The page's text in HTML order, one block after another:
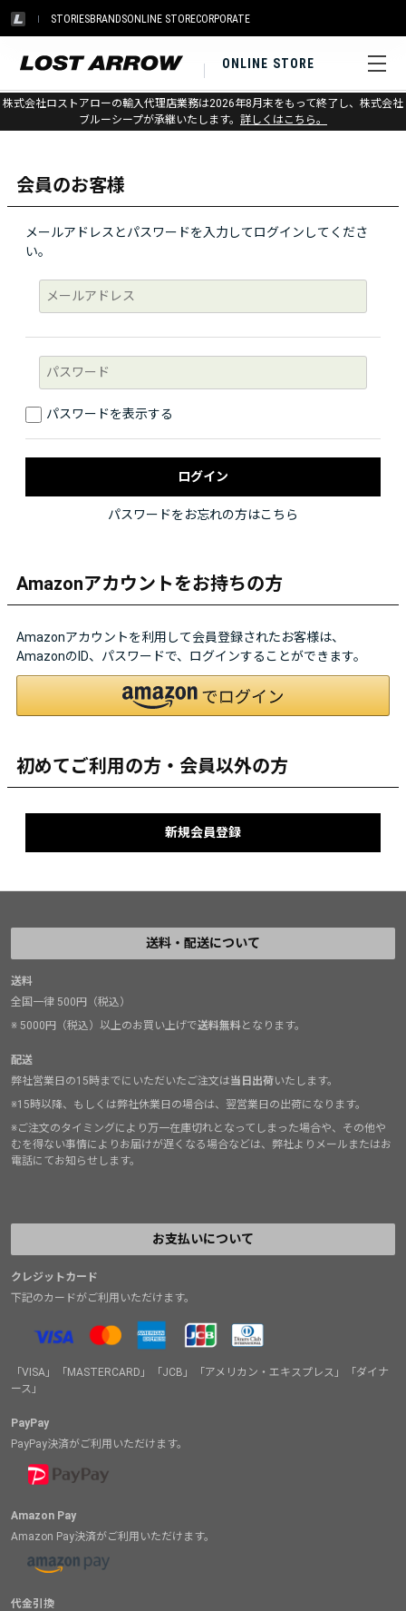
STORIESBRANDSONLINE STORECORPORATE
ONLINE STORE
株式会社ロストアローの輸入代理店業務は2026年8月末をもって終了し、株式会社
ブルーシープが承継いたします。 詳しくはこちら。
ログイン
会員のお客様
メールアドレスとパスワードを入力してログインしてくださ
い。
パスワードを表示する
パスワードをお忘れの方はこちら
Amazonアカウントをお持ちの方
Amazonアカウントを利用して会員登録されたお客様は、
AmazonのID、パスワードで、ログインすることができます。
初めてご利用の方・会員以外の方
送料・配送について
送料
全国一律 500円（税込）
※ 5000円（税込）以上のお買い上げで送料無料となります。
配送
弊社営業日の15時までにいただいたご注文は当日出荷いたします。
※15時以降、もしくは弊社休業日の場合は、翌営業日の出荷になります。
※ご注文のタイミングにより万一在庫切れとなってしまった場合や、その他や
むを得ない事情によりお届けが遅くなる場合などは、弊社よりメールまたはお
電話にてお知らせします。
お支払いについて
クレジットカード
下記のカードがご利用いただけます。
「VISA」「MASTERCARD」「JCB」「アメリカン・エキスプレス」「ダイナ
ース」
PayPay
PayPay決済がご利用いただけます。
Amazon Pay
Amazon Pay決済がご利用いただけます。
代金引換